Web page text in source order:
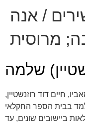
/ אנה
מרוסית
שלמה
חיים דוד רוזנשטיין,
סופר עברי. עלה ארצה ב-1925, למד בבית הספר החקלאי
ביישובים שונים, עד